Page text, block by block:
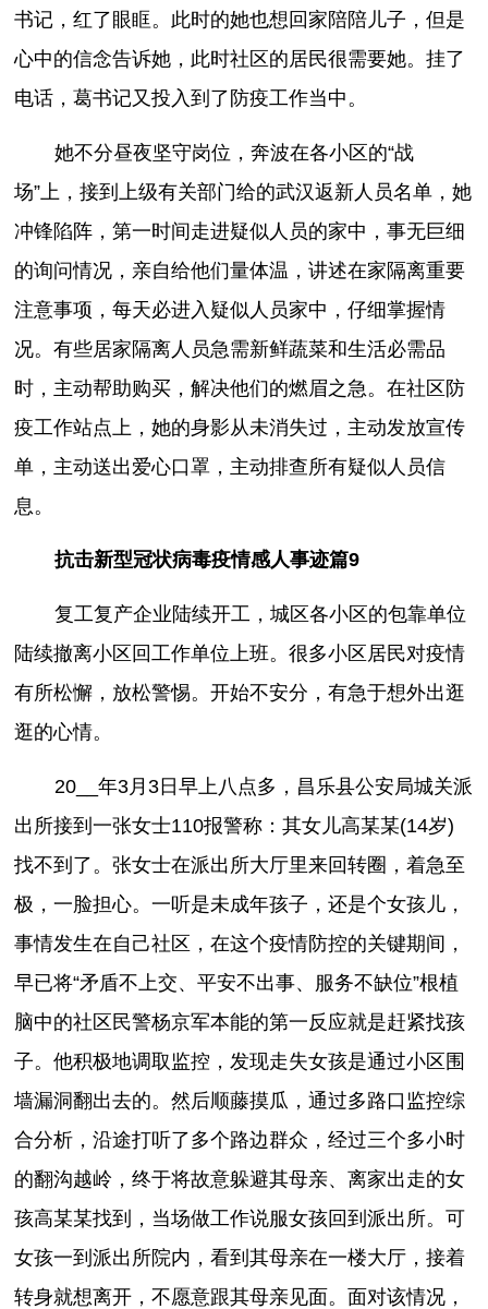
书记，红了眼眶。此时的她也想回家陪陪儿子，但是
心中的信念告诉她，此时社区的居民很需要她。挂了
电话，葛书记又投入到了防疫工作当中。
她不分昼夜坚守岗位，奔波在各小区的“战
场”上，接到上级有关部门给的武汉返新人员名单，她
冲锋陷阵，第一时间走进疑似人员的家中，事无巨细
的询问情况，亲自给他们量体温，讲述在家隔离重要
注意事项，每天必进入疑似人员家中，仔细掌握情
况。有些居家隔离人员急需新鲜蔬菜和生活必需品
时，主动帮助购买，解决他们的燃眉之急。在社区防
疫工作站点上，她的身影从未消失过，主动发放宣传
单，主动送出爱心口罩，主动排查所有疑似人员信
息。
抗击新型冠状病毒疫情感人事迹篇9
复工复产企业陆续开工，城区各小区的包靠单位
陆续撤离小区回工作单位上班。很多小区居民对疫情
有所松懈，放松警惕。开始不安分，有急于想外出逛
逛的心情。
20__年3月3日早上八点多，昌乐县公安局城关派
出所接到一张女士110报警称：其女儿高某某(14岁)
找不到了。张女士在派出所大厅里来回转圈，着急至
极，一脸担心。一听是未成年孩子，还是个女孩儿，
事情发生在自己社区，在这个疫情防控的关键期间，
早已将“矛盾不上交、平安不出事、服务不缺位”根植
脑中的社区民警杨京军本能的第一反应就是赶紧找孩
子。他积极地调取监控，发现走失女孩是通过小区围
墙漏洞翻出去的。然后顺藤摸瓜，通过多路口监控综
合分析，沿途打听了多个路边群众，经过三个多小时
的翻沟越岭，终于将故意躲避其母亲、离家出走的女
孩高某某找到，当场做工作说服女孩回到派出所。可
女孩一到派出所院内，看到其母亲在一楼大厅，接着
转身就想离开，不愿意跟其母亲见面。面对该情况，